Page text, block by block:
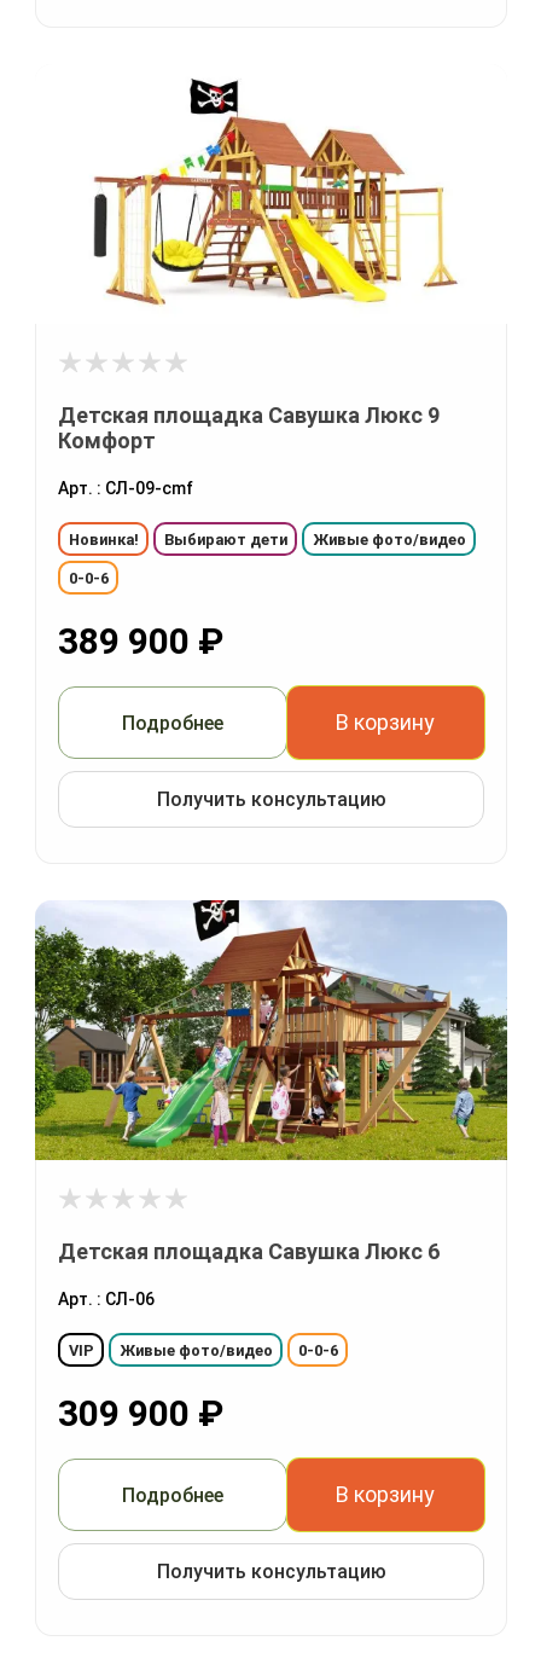
Детская площадка Савушка Люкс 9
Комфорт
Арт. : СЛ-09-cmf
Новинка! Выбирают дети Живые фото/видео
0-0-6
389 900 ₽
Подробнее В корзину
Получить консультацию
Детская площадка Савушка Люкс 6
Арт. : СЛ-06
VIP Живые фото/видео 0-0-6
309 900 ₽
Подробнее В корзину
Получить консультацию